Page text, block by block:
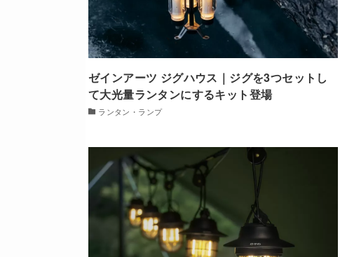
ゼインアーツ ジグハウス｜ジグを3つセットし
て大光量ランタンにするキット登場
ランタン・ランプ